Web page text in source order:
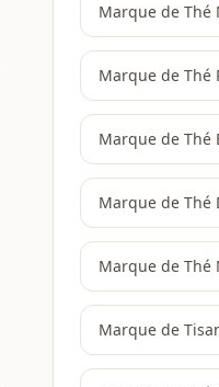
Marque de Thé
Marque de Thé
Marque de Thé
Marque de Thé
Marque de Thé
Marque de